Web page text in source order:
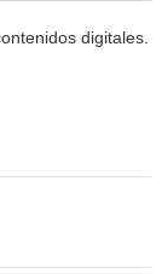
digitales.